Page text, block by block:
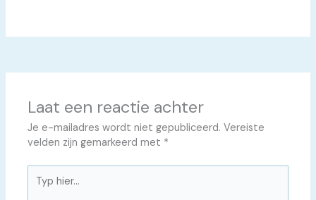
Laat een reactie achter
Je e-mailadres wordt niet gepubliceerd. Vereiste
velden zijn gemarkeerd met *
hier...